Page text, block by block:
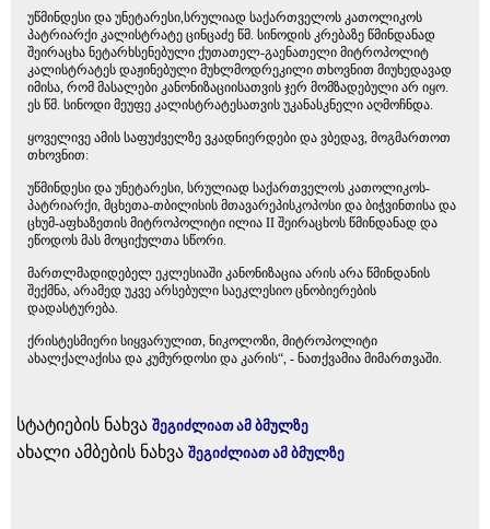
უწმინდესი და უნეტარესი,სრულიად საქართველოს კათოლიკოს
პატრიარქი კალისტრატე ცინცაძე წმ. სინოდის კრებაზე წმინდანად
შეირაცხა ნეტარხსენებული ქუთათელ-გაენათელი მიტროპოლიტ
კალისტრატეს დაჟინებული მუხლმოდრეკილი თხოვნით მიუხედავად
იმისა, რომ მასალები კანონიზაციისათვის ჯერ მომზადებული არ იყო.
ეს წმ. სინოდი მეუფე კალისტრატესათვის უკანასკნელი აღმოჩნდა.
ყოველივე ამის საფუძველზე ვკადნიერდები და ვბედავ, მოგმართოთ
თხოვნით:
უწმინდესი და უნეტარესი, სრულიად საქართველოს კათოლიკოს-
პატრიარქი, მცხეთა-თბილისის მთავარეპისკოპოსი და ბიჭვინთისა და
ცხუმ-აფხაზეთის მიტროპოლიტი ილია II შეირაცხოს წმინდანად და
ეწოდოს მას მოციქულთა სწორი.
მართლმადიდებელ ეკლესიაში კანონიზაცია არის არა წმინდანის
შექმნა, არამედ უკვე არსებული საეკლესიო ცნობიერების
დადასტურება.
ქრისტესმიერი სიყვარულით, ნიკოლოზი, მიტროპოლიტი
ახალქალაქისა და კუმურდოსი და კარის“, - ნათქვამია მიმართვაში.
სტატიების ნახვა შეგიძლიათ ამ ბმულზე
ახალი ამბების ნახვა შეგიძლიათ ამ ბმულზე